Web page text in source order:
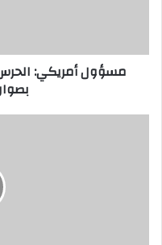
في
مسؤول أمريكي: